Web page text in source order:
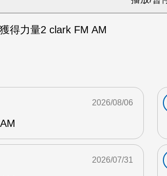
得力量2 clark FM AM
2026/08/06
2026/07/31